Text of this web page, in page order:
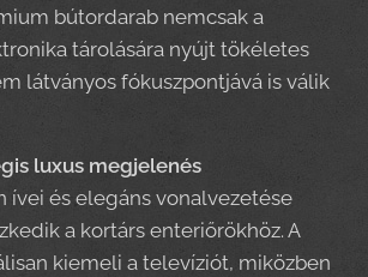
bútordarab nemcsak a
tárolására nyújt tökéletes
látványos fókuszpontjává is válik
luxus megjelenés
ívei és elegáns vonalvezetése
a kortárs enteriőrökhöz. A
kiemeli a televíziót, miközben